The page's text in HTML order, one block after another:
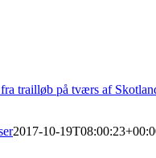
trailløb på tværs af
2017-10-